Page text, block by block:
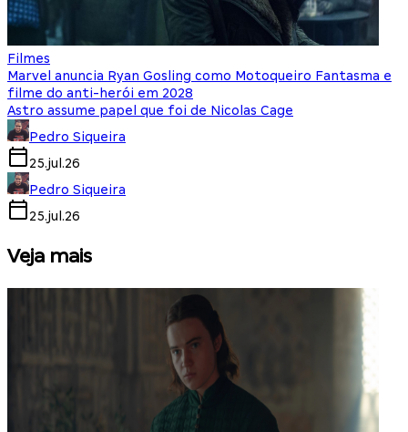
Filmes
Marvel anuncia Ryan Gosling como Motoqueiro Fantasma e
filme do anti-herói em 2028
Astro assume papel que foi de Nicolas Cage
Pedro Siqueira
25.jul.26
Pedro Siqueira
25.jul.26
Veja mais